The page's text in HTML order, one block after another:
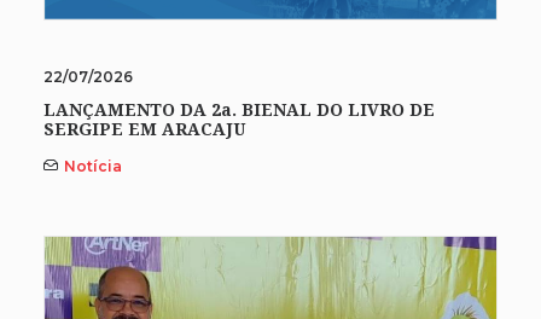
22/07/2026
LANÇAMENTO DA 2a. BIENAL DO LIVRO DE
SERGIPE EM ARACAJU
Notícia